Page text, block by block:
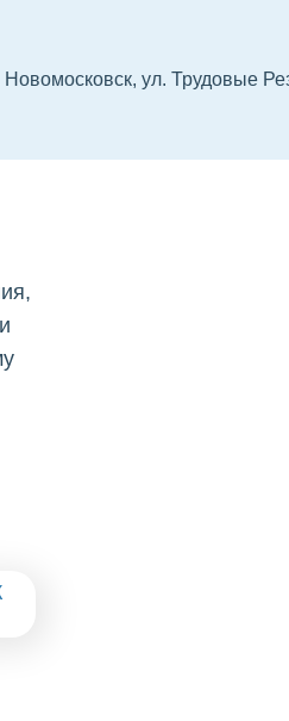
Новомосковск, ул. Трудовые